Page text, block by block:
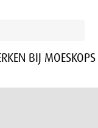
BIJ MOESKOPS